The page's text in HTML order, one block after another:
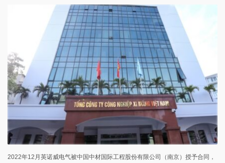
2022年12月英诺威电气被中国中材国际工程股份有限公司（南京）授予合同，